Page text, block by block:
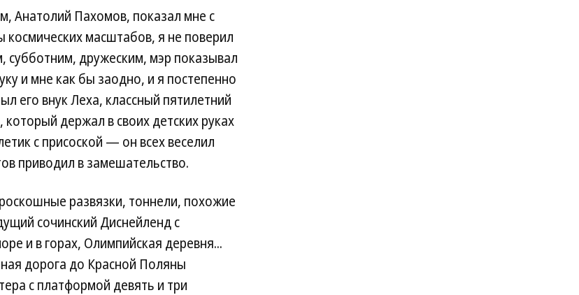
Анатолий Пахомов, показал мне с
масштабов, я не поверил
дружеским, мэр показывал
и мне как бы заодно, и я постепенно
его внук Леха, классный пятилетний
держал в своих детских руках
с присоской — он всех веселил
приводил в замешательство.
развязки, тоннели, похожие
сочинский Диснейленд с
и в горах, Олимпийская деревня...
дорога до Красной Поляны
с платформой девять и три